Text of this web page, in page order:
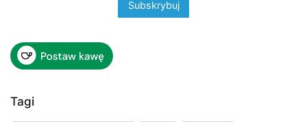
Tagi